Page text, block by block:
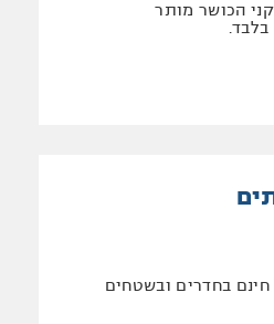
הכושר מותר
אינטרנט Wi-Fi חינם בחדרים ובשטחים